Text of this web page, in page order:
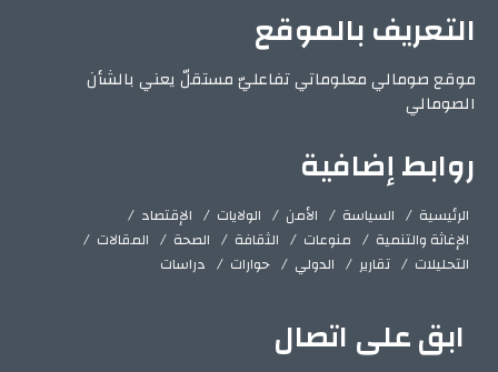
التعريف بالموقع
موقع صومالي معلوماتي تفاعليّ مستقلّ يعني بالشأن
الصومالي
روابط إضافية
الرئيسية السياسة الأمن الولايات
الإقتصاد
الإغاثة والتنمية
منوعات الثقافة الصحة
المقالات
التحليلات
تقارير الدولي حوارات دراسات
ابق على اتصال